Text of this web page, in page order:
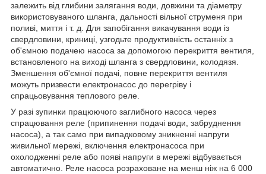
залежить від глибини залягання води, довжини та діаметру
використовуваного шланга, дальності вільної струменя при
поливі, миття і т. д. Для запобігання викачування води із
свердловини, криниці, узгодьте продуктивність останніх з
об'ємною подачею насоса за допомогою перекриття вентиля,
встановленого на виході шланга з свердловини, колодязя.
Зменшення об'ємної подачі, повне перекриття вентиля
можуть призвести електронасос до перегріву і
спрацьовування теплового реле.
У разі зупинки працюючого заглибного насоса через
спрацювання реле (припинення подачі води, забруднення
насоса), а так само при випадковому зникненні напруги
живильної мережі, включення електронасоса при
охолодженні реле або появі напруги в мережі відбувається
автоматично. Реле насоса розраховане на менш ніж на 6 000